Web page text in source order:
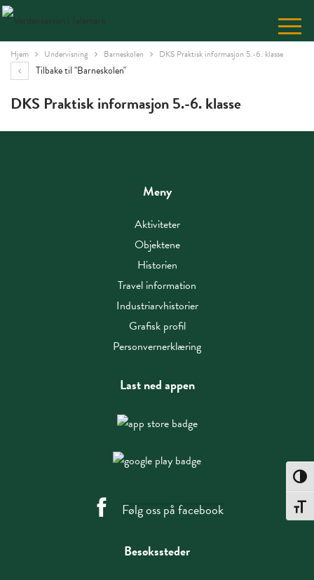
Skip
Content
Hjem Undervisning Barneskolen DKS Praktisk informasjon 5.-6. klasse
Tilbake til "Barneskolen"
DKS Praktisk informasjon 5.-6. klasse
Meny
Aktiviteter
Objektene
Historien
Travel information
Industriarvhistorier
Grafisk profil
Personvernerklæring
Last ned appen
Følg oss på facebook
Besøkssteder